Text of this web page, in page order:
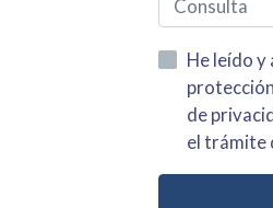
He leído y acepto la
protección de datos asi
de privacidad y acepto el tratamiento de
el trámite